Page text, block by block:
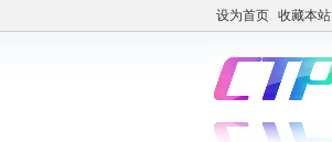
设为首页 收藏本站